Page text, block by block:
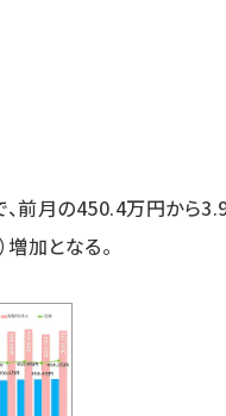
、前月の450.4万円から
加となる。